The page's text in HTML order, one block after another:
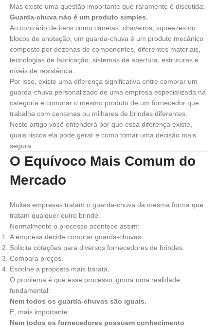
Mas existe uma questão importante que raramente é discutida:
Guarda-chuva não é um produto simples.
Ao contrário de itens como canetas, chaveiros, squeezes ou
blocos de anotação, um guarda-chuva é um produto mecânico
composto por dezenas de componentes, diferentes materiais,
tecnologias de fabricação, sistemas de abertura, estruturas e
níveis de resistência.
Por isso, existe uma diferença significativa entre comprar um
guarda-chuva personalizado de uma empresa especializada na
categoria e comprar o mesmo produto de um fornecedor que
trabalha com centenas ou milhares de brindes diferentes.
Neste artigo você entenderá por que essa diferença existe,
quais riscos ela pode gerar e como tomar uma decisão mais
segura.
O Equívoco Mais Comum do
Mercado
Muitas empresas tratam o guarda-chuva da mesma forma que
tratam qualquer outro brinde.
Normalmente o processo acontece assim:
A empresa decide comprar guarda-chuvas.
Solicita cotações para diversos fornecedores de brindes.
Compara preços.
Escolhe a proposta mais barata.
O problema é que esse processo ignora uma realidade
fundamental:
Nem todos os guarda-chuvas são iguais.
E, mais importante:
Nem todos os fornecedores possuem conhecimento